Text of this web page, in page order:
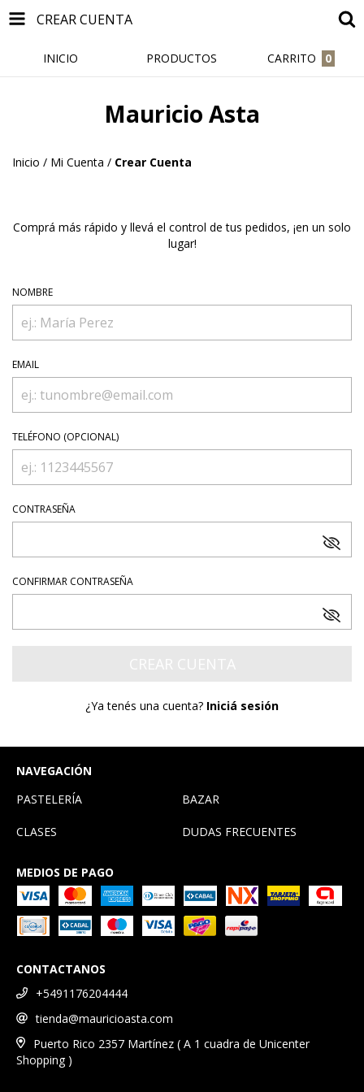
CREAR CUENTA
INICIO PRODUCTOS CARRITO 0
Mauricio Asta
Inicio / Mi Cuenta / Crear Cuenta
Comprá más rápido y llevá el control de tus pedidos, ¡en un solo
lugar!
NOMBRE
EMAIL
TELÉFONO (OPCIONAL)
CONTRASEÑA
CONFIRMAR CONTRASEÑA
¿Ya tenés una cuenta? Iniciá sesión
NAVEGACIÓN
PASTELERÍA
BAZAR
CLASES DUDAS FRECUENTES
MEDIOS DE PAGO
CONTACTANOS
+5491176204444
tienda@mauricioasta.com
Puerto Rico 2357 Martínez ( A 1 cuadra de Unicenter
Shopping )